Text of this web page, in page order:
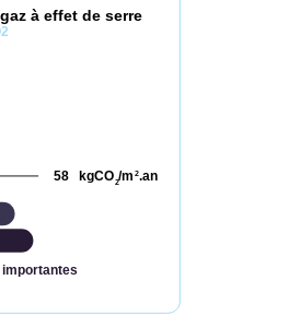
à effet de serre
kgCO2/m 2.an
58